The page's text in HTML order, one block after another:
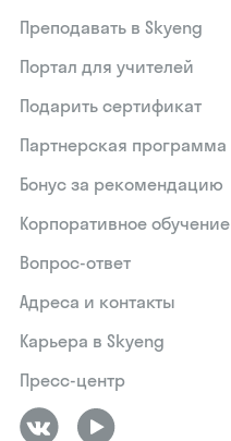
Преподавать в Skyeng
Портал для учителей
Подарить сертификат
Партнерская программа
Бонус за рекомендацию
Корпоративное обучение
Вопрос-ответ
Адреса и контакты
Карьера в Skyeng
Пресс-центр